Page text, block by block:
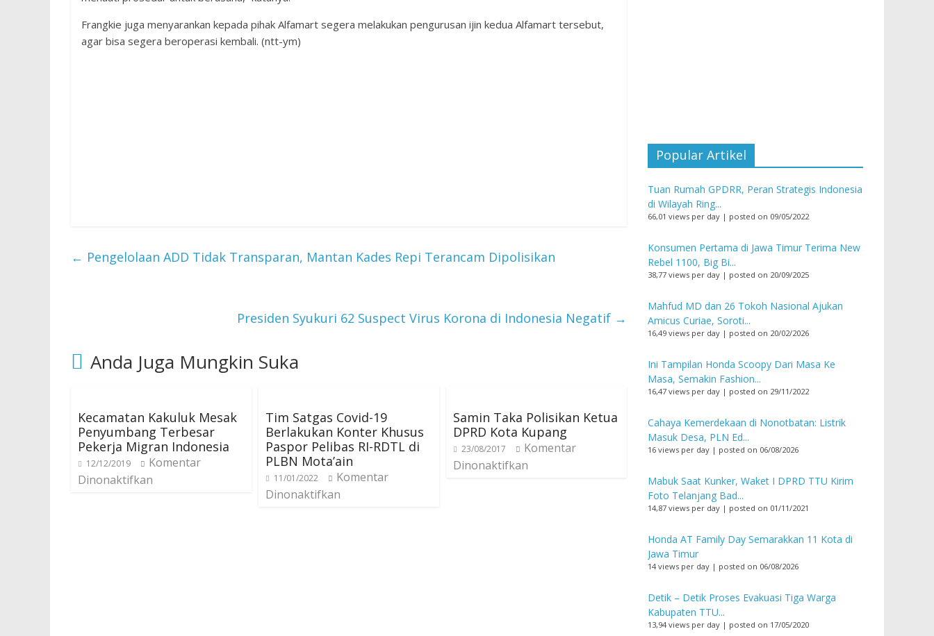
Frangkie juga menyarankan kepada pihak Alfamart segera melakukan pengurusan ijin kedua Alfamart tersebut,
agar bisa segera beroperasi kembali. (ntt-ym)
← Pengelolaan ADD Tidak Transparan, Mantan Kades Repi Terancam Dipolisikan
Presiden Syukuri 62 Suspect Virus Korona di Indonesia Negatif →
Anda Juga Mungkin Suka
Kecamatan Kakuluk Mesak
Penyumbang Terbesar
Pekerja Migran Indonesia
12/12/2019
Komentar
Dinonaktifkan
Tim Satgas Covid-19
Berlakukan Konter Khusus
Paspor Pelibas RI-RDTL di
PLBN Mota’ain
11/01/2022
Komentar
Dinonaktifkan
Samin Taka Polisikan Ketua
DPRD Kota Kupang
23/08/2017
Komentar
Dinonaktifkan
Popular Artikel
Tuan Rumah GPDRR, Peran Strategis Indonesia
di Wilayah Ring...
66,01 views per day | posted on 09/05/2022
Konsumen Pertama di Jawa Timur Terima New
Rebel 1100, Big Bi...
38,77 views per day | posted on 20/09/2025
Mahfud MD dan 26 Tokoh Nasional Ajukan
Amicus Curiae, Soroti...
16,49 views per day | posted on 20/02/2026
Ini Tampilan Honda Scoopy Dari Masa Ke
Masa, Semakin Fashion...
16,47 views per day | posted on 29/11/2022
Cahaya Kemerdekaan di Nonotbatan: Listrik
Masuk Desa, PLN Ed...
16 views per day | posted on 06/08/2026
Mabuk Saat Kunker, Waket I DPRD TTU Kirim
Foto Telanjang Bad...
14,87 views per day | posted on 01/11/2021
Honda AT Family Day Semarakkan 11 Kota di
Jawa Timur
14 views per day | posted on 06/08/2026
Detik – Detik Proses Evakuasi Tiga Warga
Kabupaten TTU...
13,94 views per day | posted on 17/05/2020